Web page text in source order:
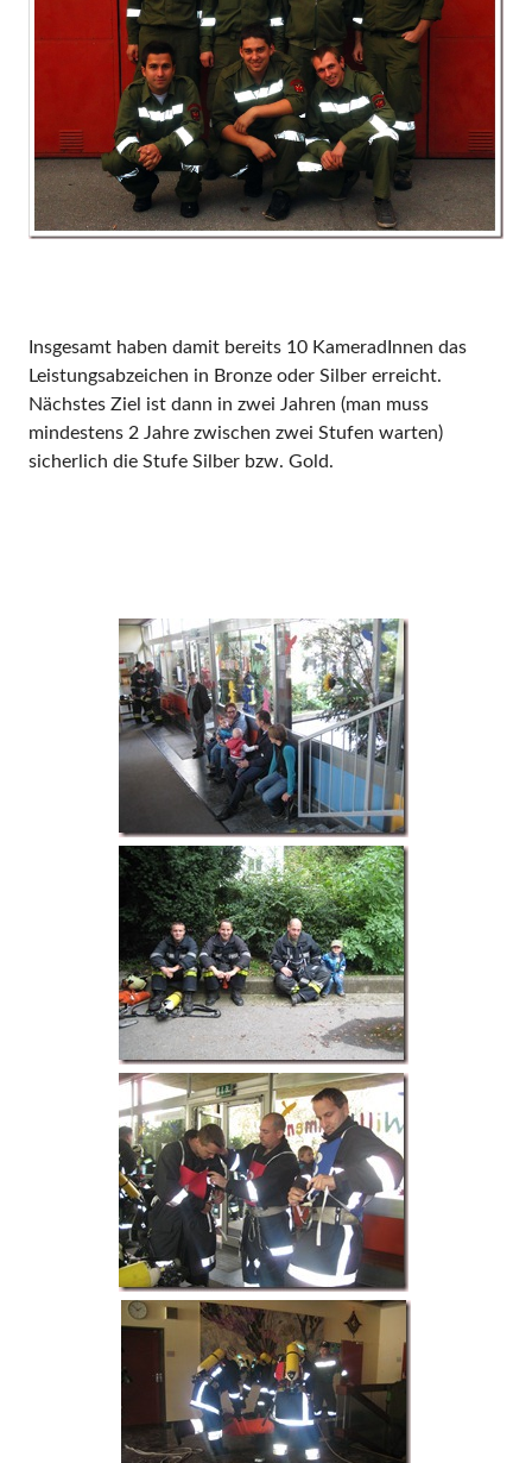
Insgesamt haben damit bereits 10 KameradInnen das
Leistungsabzeichen in Bronze oder Silber erreicht.
Nächstes Ziel ist dann in zwei Jahren (man muss
mindestens 2 Jahre zwischen zwei Stufen warten)
sicherlich die Stufe Silber bzw. Gold.